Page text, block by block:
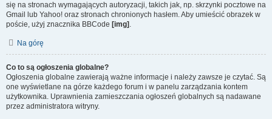
się na stronach wymagających autoryzacji, takich jak, np. skrzynki pocztowe na
Gmail lub Yahoo! oraz stronach chronionych hasłem. Aby umieścić obrazek w
poście, użyj znacznika BBCode [img] .
Na górę
Co to są ogłoszenia globalne?
Ogłoszenia globalne zawierają ważne informacje i należy zawsze je czytać. Są
one wyświetlane na górze każdego forum i w panelu zarządzania kontem
użytkownika. Uprawnienia zamieszczania ogłoszeń globalnych są nadawane
przez administratora witryny.